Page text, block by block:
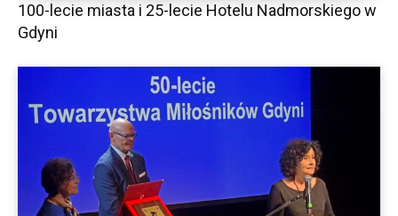
100-lecie miasta i 25-lecie Hotelu Nadmorskiego w
Gdyni